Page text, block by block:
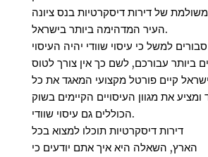
העיר המדהימה ביותר בישראל.
למשל כי עיסוי שוודי יהיה העיסוי
ביותר עבורכם, לשם כך אין צורך לטוס
קיים פורטל מקצועי המאגד את כל
את מגוון העיסויים הקיימים בשוק
הכוללים גם עיסוי שוודי.
דירות דיסקרטיות תוכלו למצוא בכל
הארץ, השאלה היא איך אתם יודעים כי